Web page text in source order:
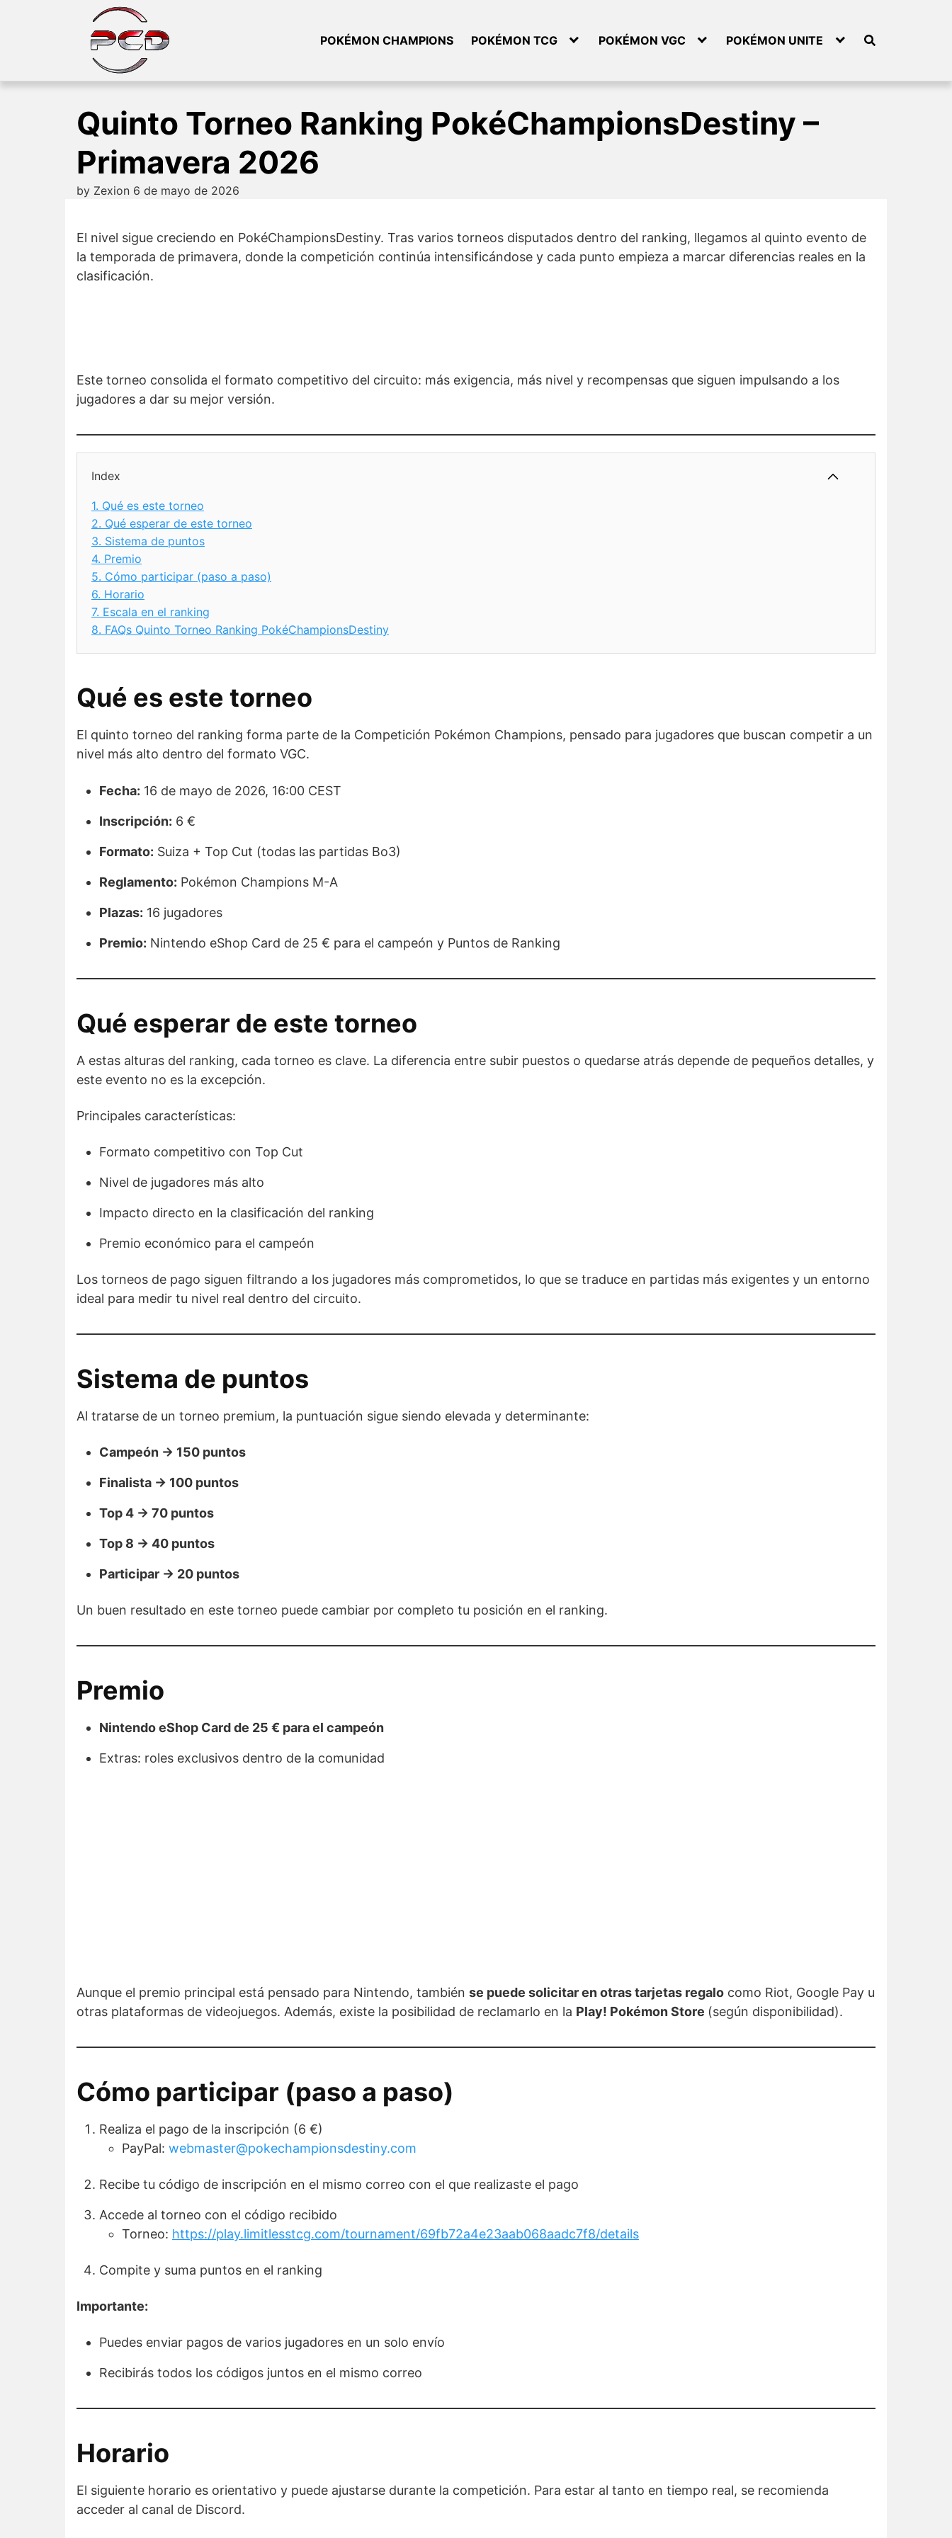
POKÉMON CHAMPIONS POKÉMON TCG POKÉMON VGC POKÉMON UNITE
Quinto Torneo Ranking PokéChampionsDestiny –
Primavera 2026
by Zexion 6 de mayo de 2026
El nivel sigue creciendo en PokéChampionsDestiny. Tras varios torneos disputados dentro del ranking, llegamos al quinto evento de
la temporada de primavera, donde la competición continúa intensificándose y cada punto empieza a marcar diferencias reales en la
clasificación.
Este torneo consolida el formato competitivo del circuito: más exigencia, más nivel y recompensas que siguen impulsando a los
jugadores a dar su mejor versión.
Index
1. Qué es este torneo
2. Qué esperar de este torneo
3. Sistema de puntos
4. Premio
5. Cómo participar (paso a paso)
6. Horario
7. Escala en el ranking
8. FAQs Quinto Torneo Ranking PokéChampionsDestiny
Qué es este torneo
El quinto torneo del ranking forma parte de la Competición Pokémon Champions, pensado para jugadores que buscan competir a un
nivel más alto dentro del formato VGC.
Fecha: 16 de mayo de 2026, 16:00 CEST
Inscripción: 6 €
Formato: Suiza + Top Cut (todas las partidas Bo3)
Reglamento: Pokémon Champions M-A
Plazas: 16 jugadores
Premio: Nintendo eShop Card de 25 € para el campeón y Puntos de Ranking
Qué esperar de este torneo
A estas alturas del ranking, cada torneo es clave. La diferencia entre subir puestos o quedarse atrás depende de pequeños detalles, y
este evento no es la excepción.
Principales características:
Formato competitivo con Top Cut
Nivel de jugadores más alto
Impacto directo en la clasificación del ranking
Premio económico para el campeón
Los torneos de pago siguen filtrando a los jugadores más comprometidos, lo que se traduce en partidas más exigentes y un entorno
ideal para medir tu nivel real dentro del circuito.
Sistema de puntos
Al tratarse de un torneo premium, la puntuación sigue siendo elevada y determinante:
Campeón → 150 puntos
Finalista → 100 puntos
Top 4 → 70 puntos
Top 8 → 40 puntos
Participar → 20 puntos
Un buen resultado en este torneo puede cambiar por completo tu posición en el ranking.
Premio
Nintendo eShop Card de 25 € para el campeón
Extras: roles exclusivos dentro de la comunidad
Aunque el premio principal está pensado para Nintendo, también se puede solicitar en otras tarjetas regalo como Riot, Google Pay u
otras plataformas de videojuegos. Además, existe la posibilidad de reclamarlo en la Play! Pokémon Store (según disponibilidad).
Cómo participar (paso a paso)
Realiza el pago de la inscripción (6 €)
PayPal: webmaster@pokechampionsdestiny.com
Recibe tu código de inscripción en el mismo correo con el que realizaste el pago
Accede al torneo con el código recibido
Torneo: https://play.limitlesstcg.com/tournament/69fb72a4e23aab068aadc7f8/details
Compite y suma puntos en el ranking
Importante:
Puedes enviar pagos de varios jugadores en un solo envío
Recibirás todos los códigos juntos en el mismo correo
Horario
El siguiente horario es orientativo y puede ajustarse durante la competición. Para estar al tanto en tiempo real, se recomienda
acceder al canal de Discord.